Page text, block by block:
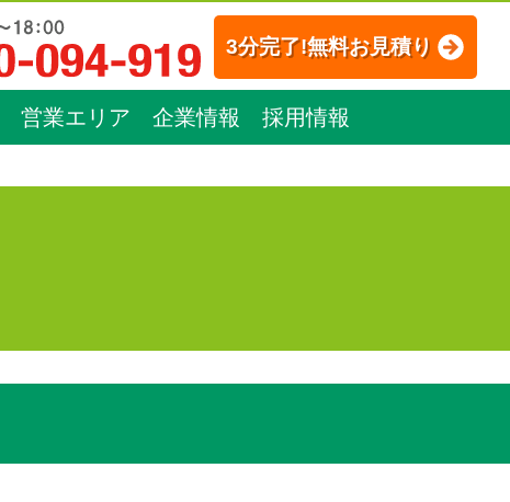
3分完了!無料お見積り
営業エリア 企業情報 採用情報